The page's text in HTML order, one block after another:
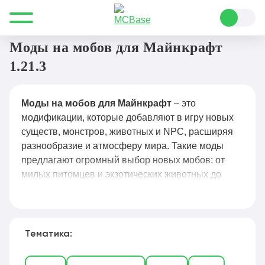
Все для Minecraft Моды Мобы
Моды на мобов для Майнкрафт
1.21.3
Моды на мобов для Майнкрафт – это
модификации, которые добавляют в игру новых
существ, монстров, животных и NPC, расширяя
разнообразие и атмосферу мира. Такие моды
предлагают огромный выбор новых мобов: от
милых питомцев и экзотических животных до
игроком. Популярные решения, такие как Mo’
делают игровой процесс более живым и
Тематика: